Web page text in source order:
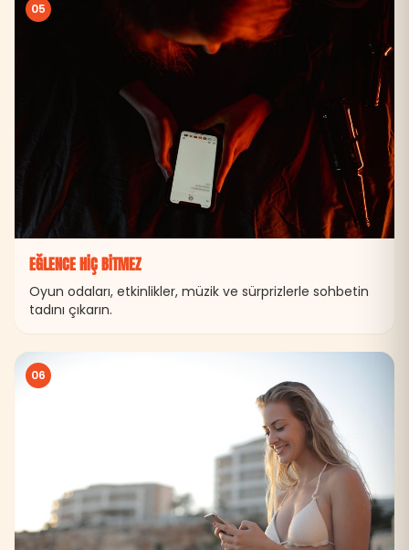
05
EĞLENCE HIÇ BITMEZ
Oyun odaları, etkinlikler, müzik ve sürprizlerle sohbetin
tadını çıkarın.
06